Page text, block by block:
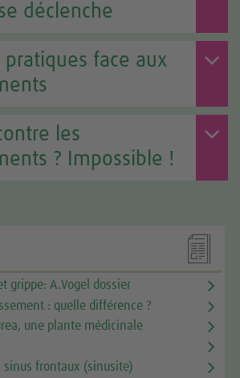
déclenche
pratiques face aux
les
? Impossible !

grippe: A.Vogel dossier
: quelle différence ?
une plante médicinale
sinus frontaux (sinusite)